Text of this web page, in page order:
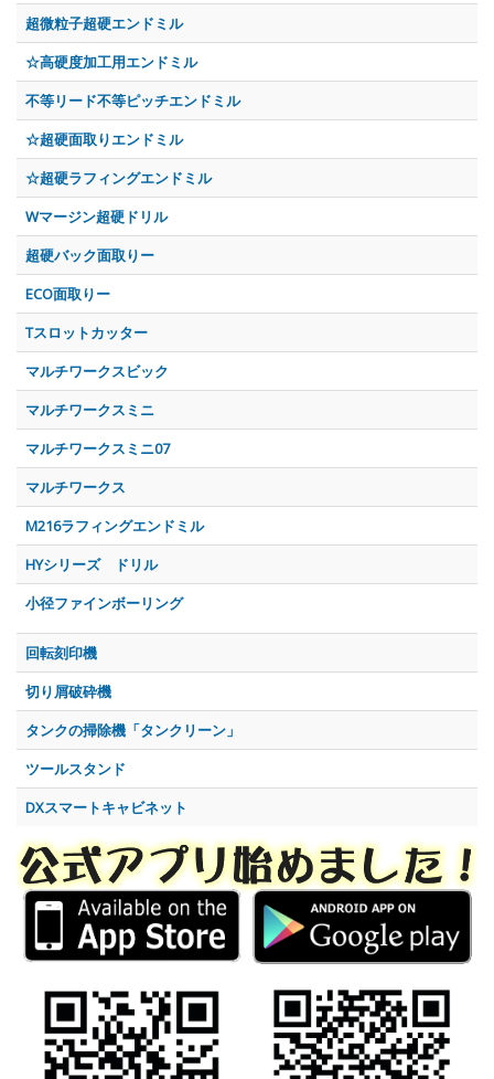
超微粒子超硬エンドミル
☆高硬度加工用エンドミル
不等リード不等ピッチエンドミル
☆超硬面取りエンドミル
☆超硬ラフィングエンドミル
Wマージン超硬ドリル
超硬バック面取りー
ECO面取りー
Tスロットカッター
マルチワークスビック
マルチワークスミニ
マルチワークスミニ07
マルチワークス
M216ラフィングエンドミル
HYシリーズ ドリル
小径ファインボーリング
回転刻印機
切り屑破砕機
タンクの掃除機「タンクリーン」
ツールスタンド
DXスマートキャビネット